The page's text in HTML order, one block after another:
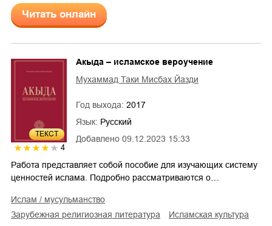
Читать онлайн
ТЕКСТ
4
Добавлено 09.12.2023 15:33
Акыда – исламское вероучение
Мухаммад Таки Мисбах Йазди
Год выхода: 2017
Язык: Русский
Работа представляет собой пособие для изучающих систему
ценностей ислама. Подробно рассматриваются о…
Ислам / мусульманство
зарубежная религиозная литература
исламская культура